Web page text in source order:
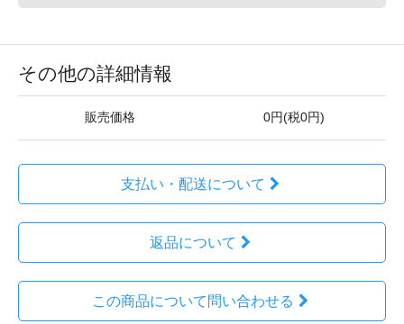
その他の詳細情報
販売価格 0円(税0円)
支払い・配送について
返品について
この商品について問い合わせる